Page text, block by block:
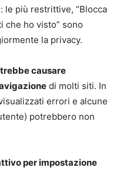
le più restrittive, “Blocca
che ho visto” sono
la privacy.
causare
di molti siti. In
errori e alcune
potrebbero non
per impostazione